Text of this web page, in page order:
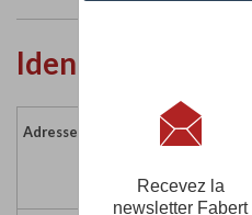
Identité de
Adresse :
Recevez la
newsletter Fabert